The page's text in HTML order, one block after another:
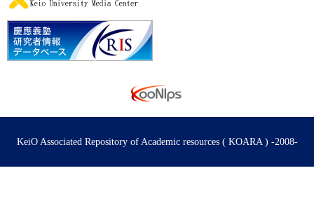
KeiO Associated Repository of Academic resources ( KOARA ) -2008-